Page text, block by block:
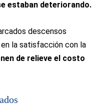
estaban deteriorando.
descensos
la satisfacción con la
de relieve el costo